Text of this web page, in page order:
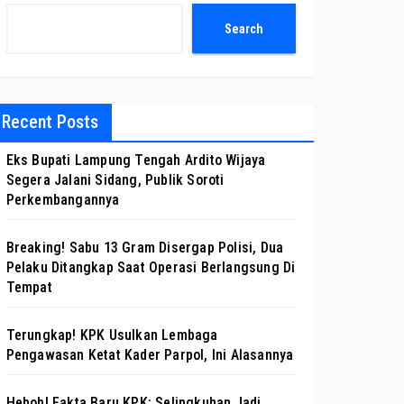
Search
Recent Posts
Eks Bupati Lampung Tengah Ardito Wijaya
Segera Jalani Sidang, Publik Soroti
Perkembangannya
Breaking! Sabu 13 Gram Disergap Polisi, Dua
Pelaku Ditangkap Saat Operasi Berlangsung Di
Tempat
Terungkap! KPK Usulkan Lembaga
Pengawasan Ketat Kader Parpol, Ini Alasannya